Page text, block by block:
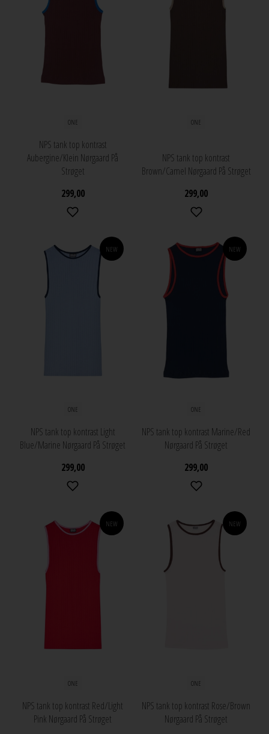
ONE
NPS tank top kontrast
Aubergine/Klein Nørgaard På
Strøget
299,00
ONE
NPS tank top kontrast
Brown/Camel Nørgaard På Strøget
299,00
NEW
ONE
NPS tank top kontrast Light
Blue/Marine Nørgaard På Strøget
299,00
NEW
ONE
NPS tank top kontrast Marine/Red
Nørgaard På Strøget
299,00
NEW
ONE
NPS tank top kontrast Red/Light
Pink Nørgaard På Strøget
NEW
ONE
NPS tank top kontrast Rose/Brown
Nørgaard På Strøget